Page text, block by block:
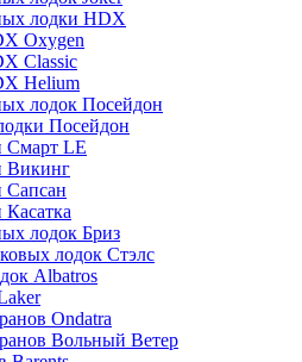
лодки HDX
Oxygen
Classic
Helium
лодок Посейдон
Посейдон
Смарт LE
Викинг
Сапсан
лодок Бриз
лодок Стэлс
Albatros
Ondatra
Вольный Ветер